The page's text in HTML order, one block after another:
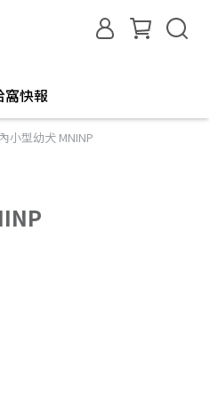
窩快報
小型幼犬 MNINP